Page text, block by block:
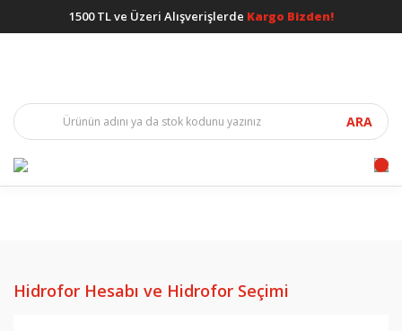
1500 TL ve Üzeri Alışverişlerde Kargo Bizden!
ARA
Hidrofor Hesabı ve Hidrofor Seçimi